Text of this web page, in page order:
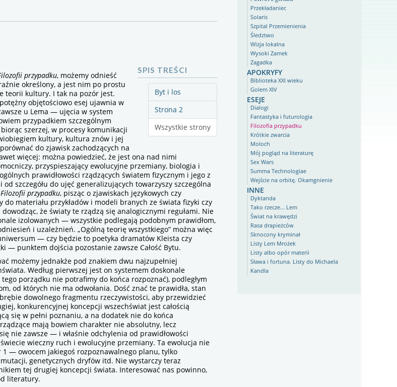
SPIS TREŚCI
Byt i los
Strona 2
Wszystkie strony
przypadku, możemy odnieść
określony, a jest nim po prostu
teorii kultury. I tak na pozór jest.
objętościowo esej ujawnia w
u Lema — ujęcia w system
przypadkiem szczególnym
szerzej, w procesy komunikacji
kultury, kultura znów i jej
do zjawisk zachodzących na
więcej: można powiedzieć, że jest ona nad nimi
przyspieszający ewolucyjne przemiany, biologia i
prawidłowości rządzących światem fizycznym i jego z
szczegółu do ujęć generalizujących towarzyszy szczególna
Filozofii przypadku, pisząc o zjawiskach językowych czy
do materiału przykładów i modeli branych ze świata fizyki czy
że światy te rządzą się analogicznymi regułami. Nie
izolowanych — wszystkie podlegają podobnym prawidłom,
i uzależnień. „Ogólną teorię wszystkiego” można więc
— czy będzie to poetyka dramatów Kleista czy
— punktem dojścia pozostanie zawsze Całość Bytu.
możemy jednakże pod znakiem dwu najzupełniej
Według pierwszej jest on systemem doskonale
porządku nie potrafimy do końca rozpoznać), podległym
od których nie ma odwołania. Dość znać te prawidła, stan
dowolnego fragmentu rzeczywistości, aby przewidzieć
konkurencyjnej koncepcji wszechświat jest całością
się w pełni poznaniu, a na dodatek nie do końca
mają bowiem charakter nie absolutny, lecz
nie zawsze — i właśnie odchylenia od prawidłowości
wieczny ruch i ewolucyjne przemiany. Ta ewolucja nie
— owocem jakiegoś rozpoznawalnego planu, tylko
genetycznych dryfów itd. Nie wystarczy teraz
tej drugiej koncepcji świata. Interesować nas powinno,
literatury.
Przekładaniec
Solaris
Szpital Przemienienia
Śledztwo
Wizja lokalna
Wysoki Zamek
Zagadka
apokryfy
Biblioteka XXI wieku
Golem XIV
eseje
Dialogi
Fantastyka i futurologia
Filozofia przypadku
Krótkie zwarcia
Moloch
Mój pogląd na literaturę
Sex Wars
Summa Technologiae
Wejście na orbitę. Okamgnienie
inne
Dyktanda
Tako rzecze... Lem
Świat na krawędzi
Rasa drapieżców
Sknocony kryminał
Listy Lem Mrożek
Listy albo opór materii
Sława i fortuna. Listy do Michaela
Kandla